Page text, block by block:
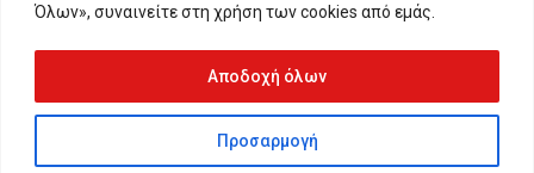
Όλων», συναινείτε στη χρήση των cookies από εμάς.
Προσαρμογή
Αποδοχή όλων